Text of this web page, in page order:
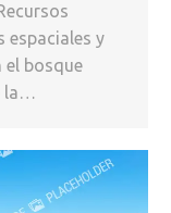
espaciales y
el bosque
la…